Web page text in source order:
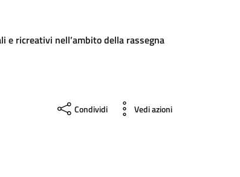
e ricreativi nell’ambito della rassegna
Condividi Vedi azioni